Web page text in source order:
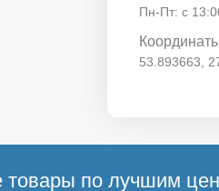
Пн-Пт: с
53.893663,
товары по лучшим